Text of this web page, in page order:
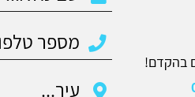
בהקדם!